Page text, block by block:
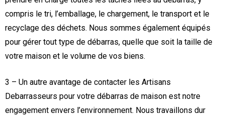
compris le tri, l’emballage, le chargement, le transport et le
recyclage des déchets. Nous sommes également équipés
pour gérer tout type de débarras, quelle que soit la taille de
votre maison et le volume de vos biens.
3 – Un autre avantage de contacter les Artisans
Debarrasseurs pour votre débarras de maison est notre
engagement envers l’environnement. Nous travaillons dur